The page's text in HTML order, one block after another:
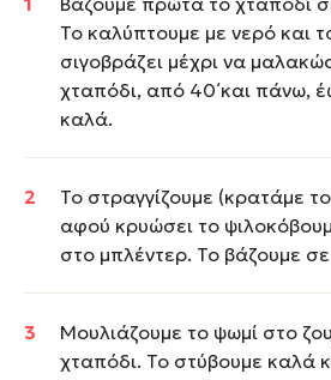
Το καλύπτουμε με νερό και
σιγοβράζει μέχρι να
χταπόδι, από 40΄και πάνω,
καλά.
Το στραγγίζουμε (κρατάμε
αφού κρυώσει το
στο μπλέντερ. Το βάζουμε
Μουλιάζουμε το ψωμί στο
χταπόδι. Το στύβουμε καλά